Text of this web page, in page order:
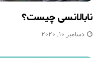
نابالانسی چیست؟
دسامبر 10, 2020